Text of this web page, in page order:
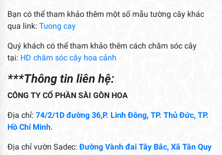
Bạn có thể tham khảo thêm một số mẫu tường cây khác
qua link: Tuong cay
Quý khách có thể tham khảo thêm cách chăm sóc cây
tại: HD chăm sóc cây hoa cảnh
***Thông tin liên hệ:
CÔNG TY CỔ PHẦN SÀI GÒN HOA
Địa chỉ: 74/2/1D đường 36,P. Linh Đông, TP. Thủ Đức, TP.
Hồ Chí Minh.
Địa chỉ vườn Sadec:Đường Vành đai Tây Bắc, Xã Tân Quy